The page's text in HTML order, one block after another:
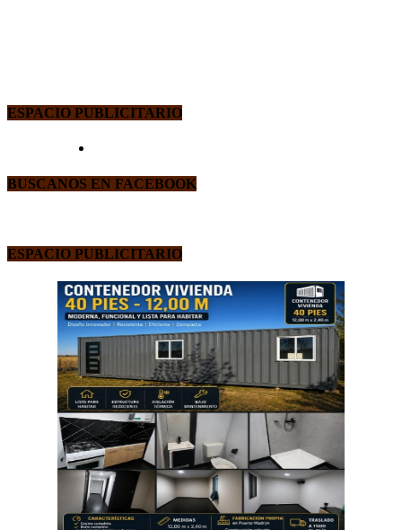
ESPACIO PUBLICITARIO
BUSCANOS EN FACEBOOK
ESPACIO PUBLICITARIO